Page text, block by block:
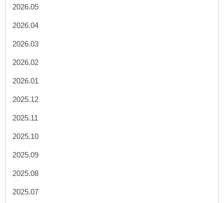
2026.05
2026.04
2026.03
2026.02
2026.01
2025.12
2025.11
2025.10
2025.09
2025.08
2025.07